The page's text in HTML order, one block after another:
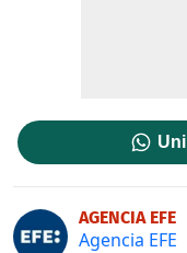
AGENCIA EFE
Agencia EFE